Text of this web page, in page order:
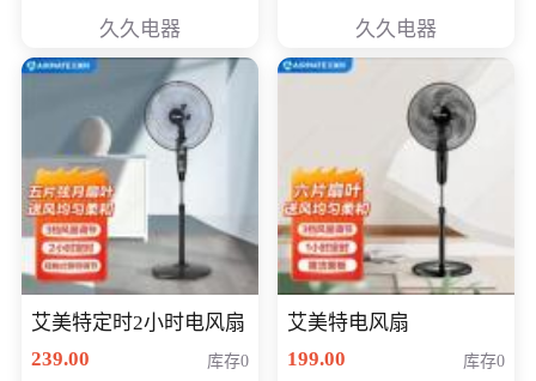
定时落地式风扇CS35-
R20
久久电器 久久电器
艾美特定时2小时电风扇
239.00
库存0
艾美特电风扇
199.00
库存0